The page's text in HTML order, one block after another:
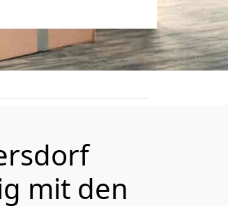
mit den